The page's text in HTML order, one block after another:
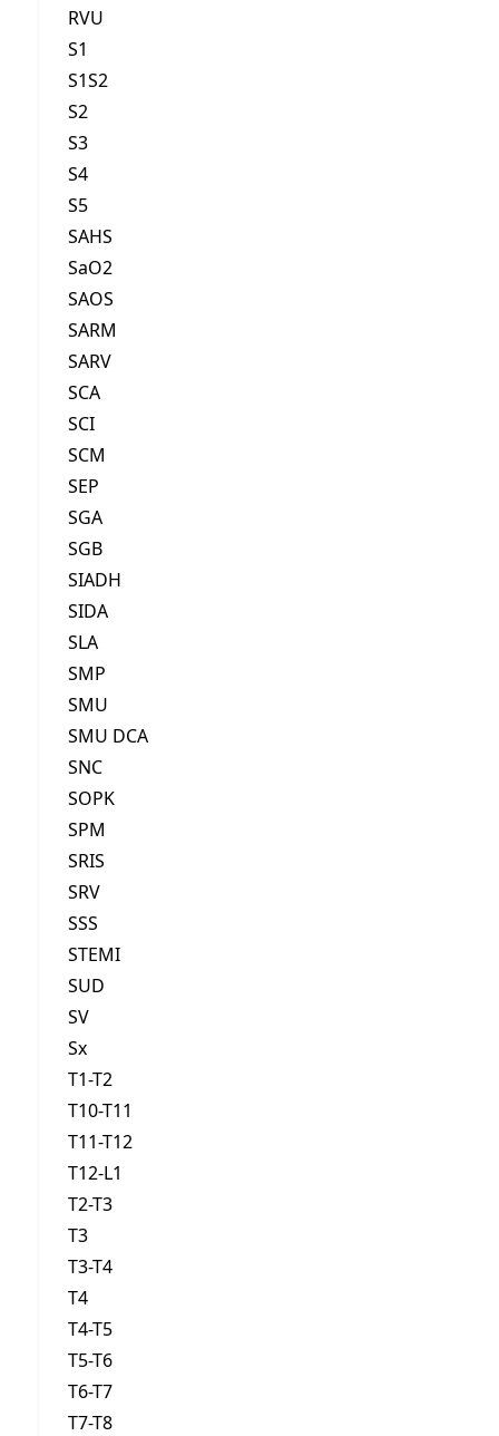
RVU
S1
S1S2
S2
S3
S4
S5
SAHS
SaO2
SAOS
SARM
SARV
SCA
SCI
SCM
SEP
SGA
SGB
SIADH
SIDA
SLA
SMP
SMU
SMU DCA
SNC
SOPK
SPM
SRIS
SRV
SSS
STEMI
SUD
SV
Sx
T1-T2
T10-T11
T11-T12
T12-L1
T2-T3
T3
T3-T4
T4
T4-T5
T5-T6
T6-T7
T7-T8